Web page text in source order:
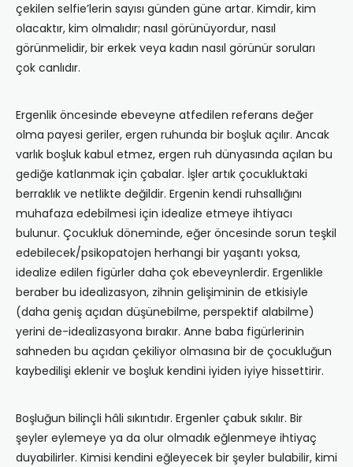
çekilen selfie’lerin sayısı günden güne artar. Kimdir, kim
olacaktır, kim olmalıdır; nasıl görünüyordur, nasıl
görünmelidir, bir erkek veya kadın nasıl görünür soruları
çok canlıdır.
Ergenlik öncesinde ebeveyne atfedilen referans değer
olma payesi geriler, ergen ruhunda bir boşluk açılır. Ancak
varlık boşluk kabul etmez, ergen ruh dünyasında açılan bu
gediğe katlanmak için çabalar. İşler artık çocukluktaki
berraklık ve netlikte değildir. Ergenin kendi ruhsallığını
muhafaza edebilmesi için idealize etmeye ihtiyacı
bulunur. Çocukluk döneminde, eğer öncesinde sorun teşkil
edebilecek/psikopatojen herhangi bir yaşantı yoksa,
idealize edilen figürler daha çok ebeveynlerdir. Ergenlikle
beraber bu idealizasyon, zihnin gelişiminin de etkisiyle
(daha geniş açıdan düşünebilme, perspektif alabilme)
yerini de-idealizasyona bırakır. Anne baba figürlerinin
sahneden bu açıdan çekiliyor olmasına bir de çocukluğun
kaybedilişi eklenir ve boşluk kendini iyiden iyiye hissettirir.
Boşluğun bilinçli hâli sıkıntıdır. Ergenler çabuk sıkılır. Bir
şeyler eylemeye ya da olur olmadık eğlenmeye ihtiyaç
duyabilirler. Kimisi kendini eğleyecek bir şeyler bulabilir, kimi